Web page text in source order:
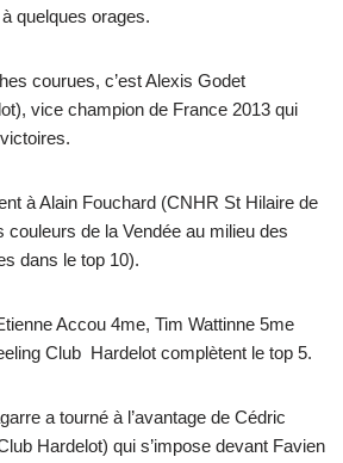
quelques orages.
courues, c’est Alexis Godet
vice champion de France 2013 qui
à Alain Fouchard (CNHR St Hilaire de
couleurs de la Vendée au milieu des
dans le top 10).
Accou 4me, Tim Wattinne 5me
Club Hardelot complètent le top 5.
a tourné à l’avantage de Cédric
Hardelot) qui s’impose devant Favien